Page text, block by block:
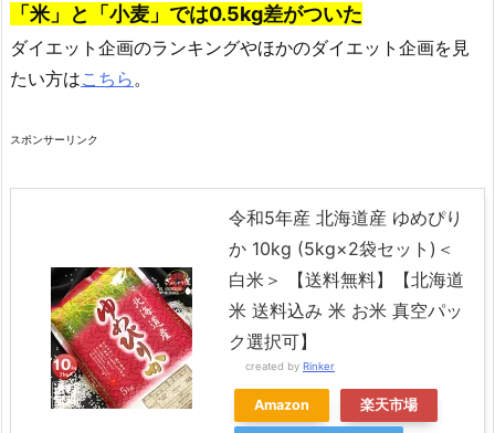
「米」と「小麦」では0.5kg差がついた
ダイエット企画のランキングやほかのダイエット企画を見
たい方はこちら 。
スポンサーリンク
令和5年産 北海道産 ゆめぴり
か 10kg (5kg×2袋セット)＜
白米＞ 【送料無料】【北海道
米 送料込み 米 お米 真空パッ
ク選択可】
created by Rinker
Amazon 楽天市場